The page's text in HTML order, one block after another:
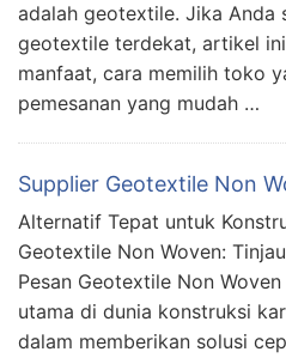
adalah geotextile. Jika Anda
geotextile terdekat, artikel
manfaat, cara memilih toko
pemesanan yang mudah …
Supplier Geotextile Non
Alternatif Tepat untuk
Geotextile Non Woven:
Pesan Geotextile Non
utama di dunia konstruksi
dalam memberikan solusi